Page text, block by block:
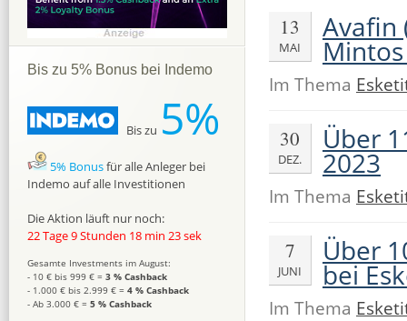
13
MAI
Avafin
Im Thema
30
DEZ.
Über
2023
Im Thema
7
JUNI
Über
bei
Im Thema
Bis zu 5% Bonus bei Indemo
Bis zu 5%
5% Bonusfür alle Anleger bei
Indemo auf alle Investitionen
Die Aktion läuft nur noch:
22 Tage 9 Stunden 18 min 22 sek
Gesamte Investments im August:
- 10 € bis 999 € = 3 % Cashback
- 1.000 € bis 2.999 € = 4 % Cashback
- Ab 3.000 € = 5 % Cashback